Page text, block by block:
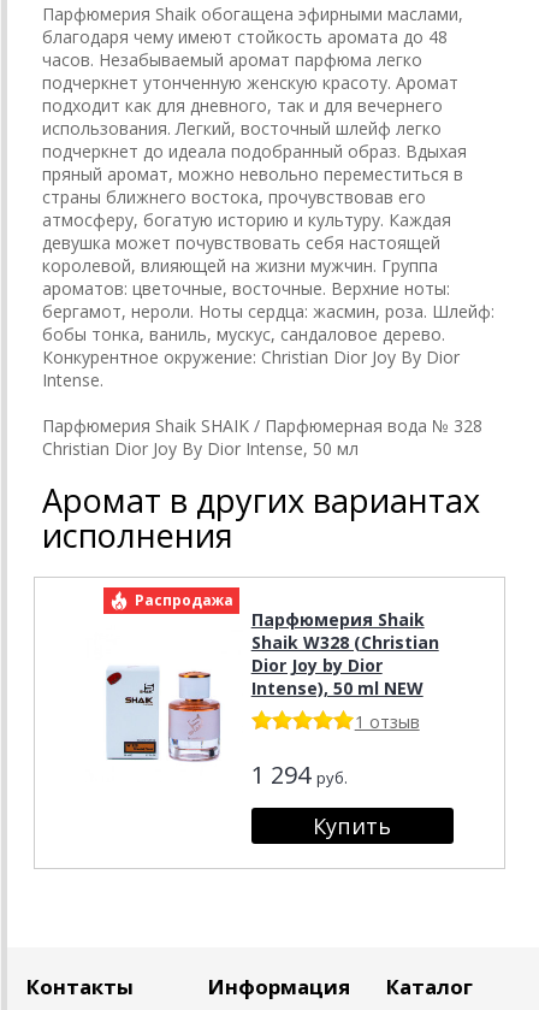
Парфюмерия Shaik обогащена эфирными маслами,
благодаря чему имеют стойкость аромата до 48
часов. Незабываемый аромат парфюма легко
подчеркнет утонченную женскую красоту. Аромат
подходит как для дневного, так и для вечернего
использования. Легкий, восточный шлейф легко
подчеркнет до идеала подобранный образ. Вдыхая
пряный аромат, можно невольно переместиться в
страны ближнего востока, прочувствовав его
атмосферу, богатую историю и культуру. Каждая
девушка может почувствовать себя настоящей
королевой, влияющей на жизни мужчин. Группа
ароматов: цветочные, восточные. Верхние ноты:
бергамот, нероли. Ноты сердца: жасмин, роза. Шлейф:
бобы тонка, ваниль, мускус, сандаловое дерево.
Конкурентное окружение: Christian Dior Joy By Dior
Intense.
Парфюмерия Shaik SHAIK / Парфюмерная вода № 328
Christian Dior Joy By Dior Intense, 50 мл
Аромат в других вариантах
исполнения
Распродажа
Парфюмерия Shaik
Shaik W328 (Christian
Dior Joy by Dior
Intense), 50 ml NEW
1 отзыв
1 294 руб.
Контакты Информация Каталог